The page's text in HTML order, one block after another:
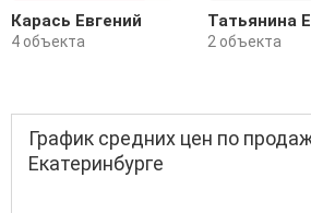
Карась Евгений
4 объекта
Татьянина
2 объекта
График средних цен по
Екатеринбурге